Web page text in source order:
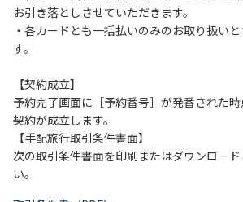
お引き落としさせていただきます。
・各カードとも一括払いのみのお取り扱い
す。
【契約成立】
予約完了画面に［予約番号］が発番された
契約が成立します。
【手配旅行取引条件書面】
次の取引条件書面を印刷またはダウンロー
い。